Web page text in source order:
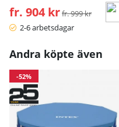
fr. 904 kr Ordinarie pris:
fr. 999 kr
2-6 arbetsdagar
Andra köpte även
-52%